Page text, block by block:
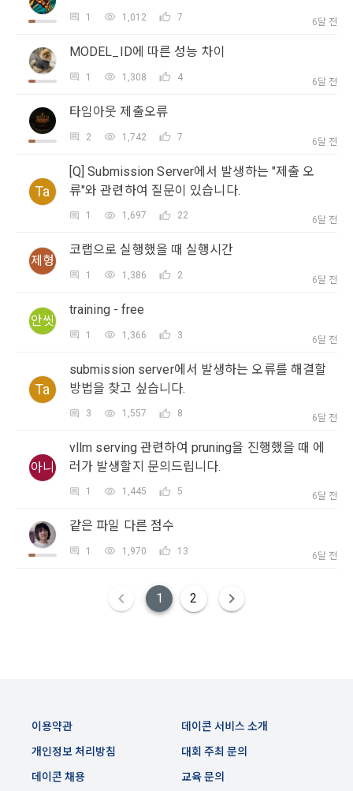
닫기 재발송
확인
4. “회사”의 영업상 중요한 사유 또는 관계 법령에 의한 변경사
유가 있을 때, 약관을 변경할 수 있으며, 약관을 개정할 경우에는
적용일자 및 개정사유를 명시하여 현행 약관과 함께 “회사” 홈페
이지의 공지게시판에 그 적용일자 7일 이전부터 적용일자 전일
까지 공지한다.
5. '회사' 약관의 조항에 따른 정책을 제정 및 변경할 권리를 가지
며, 정책 또한 개정될 시에는 적용일자와 개정사유를 명시하여
“회사” 홈페이지의 공지게시판에 그 적용일자 7일 이전부터 적
6. "회원"은 변경된 약관에 대해 거부할 권리가 있다. "회원"은 변
경된 약관이 공지된 지 15일 이내에 거부의사를 표명할 수 있다.
"회원"이 거부하는 경우 본 서비스 제공자인 "회사"는 15일의 기
지할 수 있다. 만약, "회원"이 거부의사를 표시하지 않거나, 전항
에 따라 시행일 이후에 "서비스"를 이용하는 경우에는 동의한 것
으로 간주한다.
제 4 조 (약관의 해석)
관한법률, 전기통신기본법, 전기통신사업법, 정보통신망이용촉
진등에관한법률, 전자상거래 등에서의 소비자보호에 관한 법률,
전자문서 및 전자거래기본법, 전자금융거래법, 전자서명법, 소
비자기본법 등의 관계법령에 따른다.
2. "회원"이 "회사"와 개별 계약을 체결하여 서비스를 이용하는
경우에는 개별 계약이 우선한다.
1. "회원"이 이용신청(회원가입 신청) 작성 후에 "회사"가 웹 상
의 안내를 "회원"에게 통지함으로써 이용계약이 성립된다.
하는 자가 본 약관과 개인정보취급방침을 읽고 이에 대하여 "동
의" 또는 "제출하기" 버튼을 누르는 경우 이를 서비스 이용에 대
경우, 본 약관과 개인정보취급방침, 서비스 제공을 위해 “회
사”가 “회원”의 외부 서비스 계정 정보 접근 및 활용에 “동의” 또
는 “확인”버튼을 누르면 “회사”가 웹 상의 안내 및 전자메일로
“회원”에게 통지함으로써 이용계약이 성립된다.
1) 회원가입 시 수집하는 항목
필수 항목 : 아이디, 비밀번호, 이름, 닉네임, 이메일
선택 항목 : 휴대폰번호, 생년월일, 국가, 직업
데이콘 내의 개별 서비스 이용, 상금 및 상품 지급 과정에서 해당
서비스의 이용자에 한해 추가 개인정보 수집이 발생할 수 있습
시점에서 이용자에게 ‘수집하는 개인정보 항목, 개인정보의 수
집 및 이용목적, 개인정보의 보관기간’에 대해 안내 드리고 동의
를 받습니다.
2) 데이콘 인재풀 등록 시 수집하는 항목
필수 항목: 이름, 이메일, 핸드폰 번호, 경력, 신입/경력 해당 사항
대회 코드 링크1개, 구직 의향,
선택 항목: 프로젝트 또는 대회 코드 링크(추가분), 기타 수상 경
3) 모바일 서비스 이용 시 수집되는 항목
모바일 서비스의 특성상 단말기 모델 정보가 수집될 수 있으나,
이는 개인을 식별할 수 없는 형태입니다.
4) 보상금 지급 시 수집하는 항목
소득세법)
필수항목: 합격자의 연봉정보
에 대해 동의를 하고 직접 정보를 입력하는 경우, 해당 개인정보
1 1,012 7 6달 전
MODEL_ID에 따른 성능 차이
1 1,308 4 6달 전
타임아웃 제출오류
2 1,742 7 6달 전
Ta
[Q] Submission Server에서 발생하는 "제출 오
류"와 관련하여 질문이 있습니다.
1 1,697 22 6달 전
제형
코랩으로 실행했을 때 실행시간
1 1,386 2 6달 전
안씻
training - free
1 1,366 3 6달 전
Ta
submission server에서 발생하는 오류를 해결할
방법을 찾고 싶습니다.
3 1,557 8 6달 전
아니
vllm serving 관련하여 pruning을 진행했을 때 에
러가 발생할지 문의드립니다.
1 1,445 5 6달 전
같은 파일 다른 점수
1 1,970 13 6달 전
1 2
이용약관
개인정보 처리방침
대회 주최 문의
교육 문의
데이콘 서비스 소개
데이콘 채용